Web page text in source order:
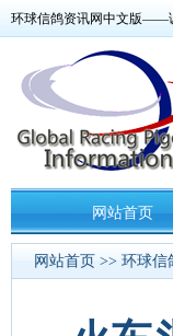
环球信鸽资讯网中文版——
网站首页
网站首页 >> 环球信